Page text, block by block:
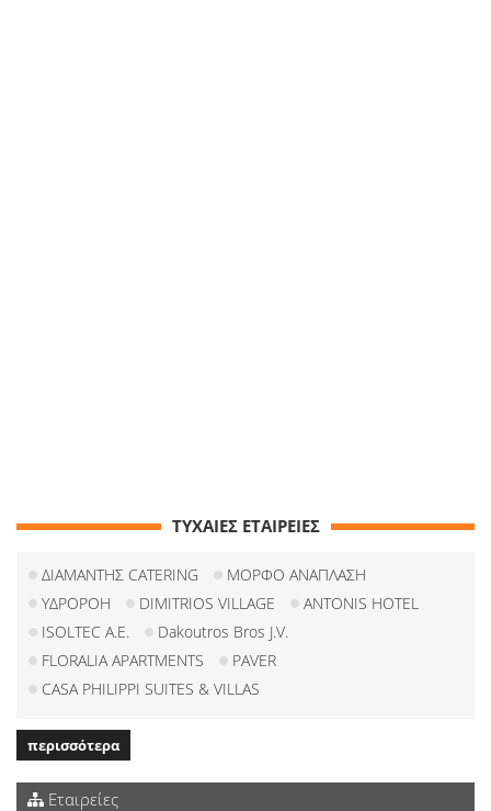
ΤΥΧΑΙΕΣ ΕΤΑΙΡΕΙΕΣ
ΔΙΑΜΑΝΤΗΣ CATERING
ΜΟΡΦΟ ΑΝΑΠΛΑΣΗ
ΥΔΡΟΡΟΗ
DIMITRIOS VILLAGE
ANTONIS HOTEL
ISOLTEC Α.Ε.
Dakoutros Bros J.V.
FLORALIA APARTMENTS
PAVER
CASA PHILIPPI SUITES & VILLAS
περισσότερα
Εταιρείες